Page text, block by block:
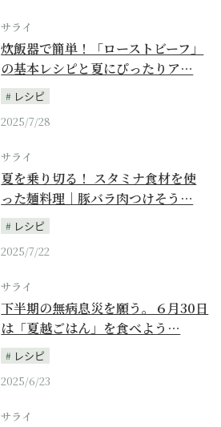
サライ
炊飯器で簡単！「ローストビーフ」
の基本レシピと夏にぴったりア…
レシピ
2025/7/28
サライ
夏を乗り切る！ スタミナ食材を使
った麺料理｜豚バラ肉つけそう…
レシピ
2025/7/22
サライ
下半期の無病息災を願う。６月30日
は「夏越ごはん」を食べよう…
レシピ
2025/6/23
サライ